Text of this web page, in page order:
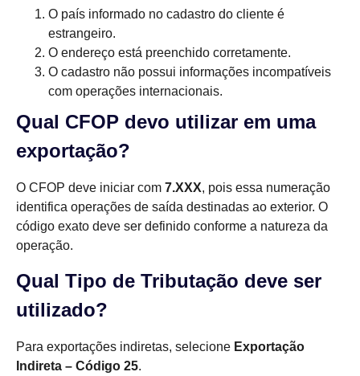
O país informado no cadastro do cliente é
estrangeiro.
O endereço está preenchido corretamente.
O cadastro não possui informações incompatíveis
com operações internacionais.
Qual CFOP devo utilizar em uma
exportação?
O CFOP deve iniciar com 7.XXX, pois essa numeração
identifica operações de saída destinadas ao exterior. O
código exato deve ser definido conforme a natureza da
operação.
Qual Tipo de Tributação deve ser
utilizado?
Para exportações indiretas, selecione Exportação
Indireta – Código 25.